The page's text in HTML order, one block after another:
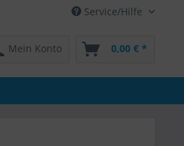
Service/Hilfe
Mein Konto 0,00 € *